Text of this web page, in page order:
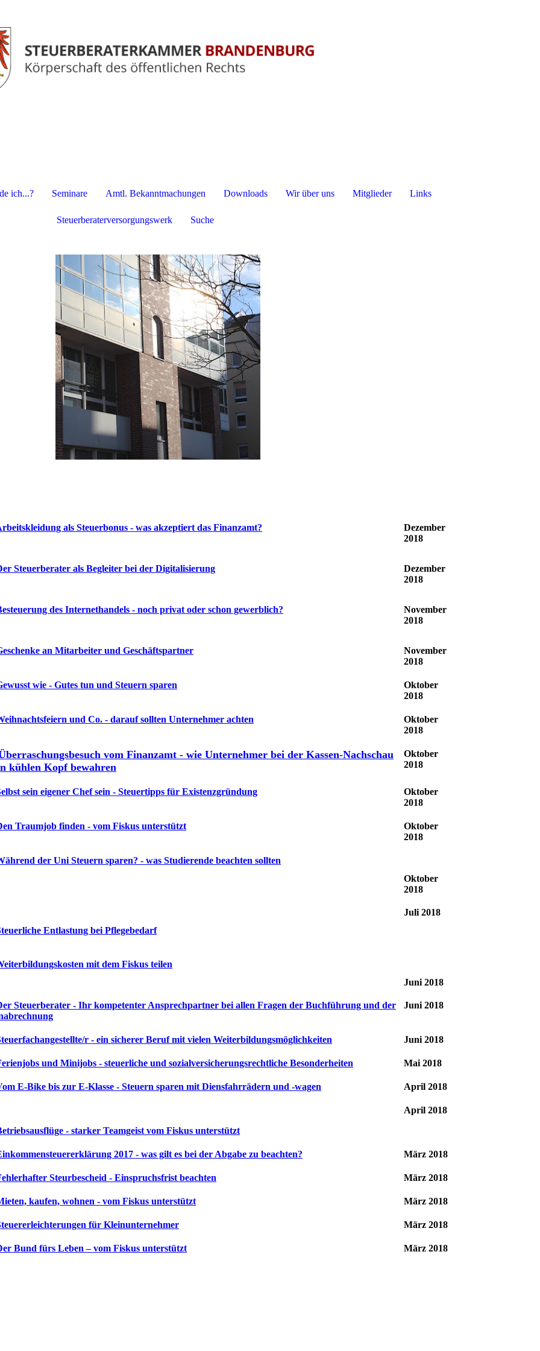
ich...? Seminare Amtl. Bekanntmachungen Downloads Wir über uns Mitglieder Links
Steuerberaterversorgungswerk Suche
als Steuerbonus - was akzeptiert das Finanzamt?
Dezember
2018
Steuerberater als Begleiter bei der Digitalisierung
Dezember
2018
des Internethandels - noch privat oder schon gewerblich?
November
2018
an Mitarbeiter und Geschäftspartner
November
2018
wie - Gutes tun und Steuern sparen
Oktober
2018
und Co. - darauf sollten Unternehmer achten
Oktober
2018
vom Finanzamt - wie Unternehmer bei der Kassen-Nachschau
kühlen Kopf bewahren
Oktober
2018
sein eigener Chef sein - Steuertipps für Existenzgründung
Oktober
2018
Traumjob finden - vom Fiskus unterstützt
Oktober
2018
der Uni Steuern sparen? - was Studierende beachten sollten
Oktober
2018
Entlastung bei Pflegebedarf
Juli 2018
mit dem Fiskus teilen
Juni 2018
Steuerberater - Ihr kompetenter Ansprechpartner bei allen Fragen der Buchführung und der
Juni 2018
r - ein sicherer Beruf mit vielen Weiterbildungsmöglichkeiten Juni 2018
und Minijobs - steuerliche und sozialversicherungsrechtliche Besonderheiten Mai 2018
E-Bike bis zur E-Klasse - Steuern sparen mit Diensfahrrädern und -wagen April 2018
- starker Teamgeist vom Fiskus unterstützt
April 2018
2017 - was gilt es bei der Abgabe zu beachten? März 2018
Steurbescheid - Einspruchsfrist beachten März 2018
kaufen, wohnen - vom Fiskus unterstützt März 2018
für Kleinunternehmer März 2018
Bund fürs Leben – vom Fiskus unterstützt März 2018